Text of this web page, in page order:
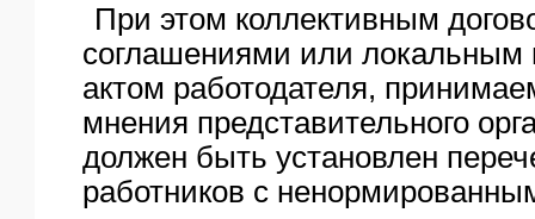
При этом коллективным
соглашениями или
актом работодателя,
мнения представительного
должен быть установлен
работников с